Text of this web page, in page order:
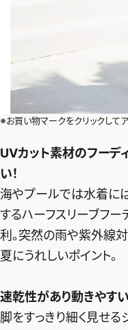
※お買い物マークをクリックして
UVカット素材のフーデ
い！
海やプールでは水着に
するハーフスリーブフ
利。突然の雨や紫外線
夏にうれしいポイント。
速乾性があり動きやす
脚をすっきり細く見せ